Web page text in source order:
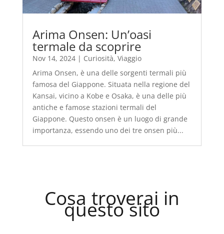
Arima Onsen: Un’oasi
termale da scoprire
Nov 14, 2024| Curiosità, Viaggio
Arima Onsen, è una delle sorgenti termali più
famosa del Giappone. Situata nella regione del
Kansai, vicino a Kobe e Osaka, è una delle più
antiche e famose stazioni termali del
Giappone. Questo onsen è un luogo di grande
importanza, essendo uno dei tre onsen più...
Cosa troverai in
questo sito